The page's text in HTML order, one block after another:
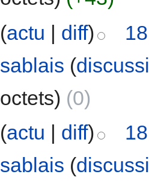
(actu | diff)
sablais (
octets) (0)
(actu | diff)
sablais (